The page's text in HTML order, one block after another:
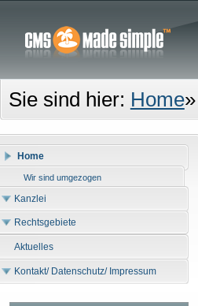
Sie sind hier: Home»
Home
Wir sind umgezogen
Kanzlei
Rechtsgebiete
Aktuelles
Kontakt/ Datenschutz/ Impressum